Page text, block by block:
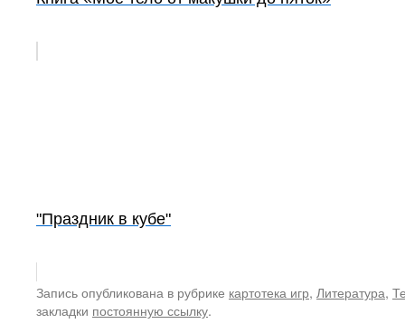
"Праздник в кубе"
Запись опубликована в рубрике картотека игр, Литература,
закладки постоянную ссылку.